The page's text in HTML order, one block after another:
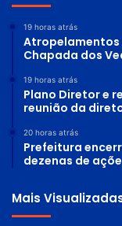
19 horas atrás
Atropelamentos
Chapada dos
19 horas atrás
Plano Diretor e
reunião da
20 horas atrás
Prefeitura
dezenas de
Mais